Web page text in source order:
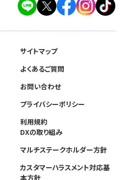
サイトマップ
よくあるご質問
お問い合わせ
プライバシーポリシー
利用規約
DXの取り組み
マルチステークホルダー方針
カスタマーハラスメント対応基
本方針